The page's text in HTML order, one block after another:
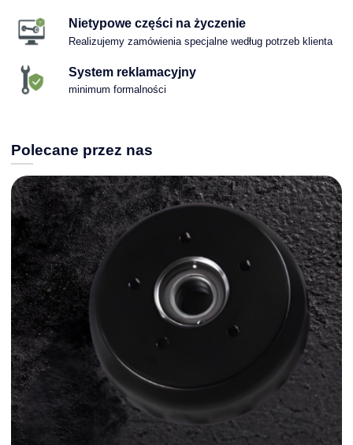
Nietypowe części na życzenie
Realizujemy zamówienia specjalne według potrzeb klienta
System reklamacyjny
minimum formalności
Polecane przez nas